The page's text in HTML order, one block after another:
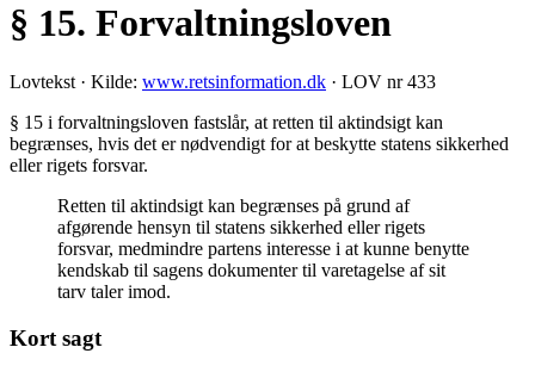
§ 15. Forvaltningsloven
Lovtekst · Kilde: www.retsinformation.dk · LOV nr 433
§ 15 i forvaltningsloven fastslår, at retten til aktindsigt kan
begrænses, hvis det er nødvendigt for at beskytte statens sikkerhed
eller rigets forsvar.
Retten til aktindsigt kan begrænses på grund af
afgørende hensyn til statens sikkerhed eller rigets
forsvar, medmindre partens interesse i at kunne benytte
kendskab til sagens dokumenter til varetagelse af sit
tarv taler imod.
Kort sagt